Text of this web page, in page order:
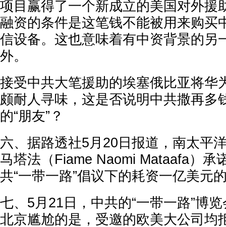
项目赢得了一个新成立的美国对外援
融资的条件是这笔钱不能被用来购买
信设备。这也意味着有中资背景的另
外。
接受中共大笔援助的埃塞俄比亚将华
颇耐人寻味，这是否说明中共撒再多
的“朋友”？
六、据路透社5月20日报道，南太平
马塔法（Fiame Naomi Mataafa）承
共“一带一路”倡议下的耗资一亿美元
七、5月21日，中共的“一带一路”博
北京尴尬的是，受邀的欧美大公司均